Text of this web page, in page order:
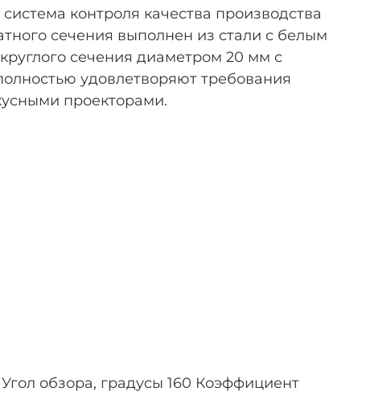
контроля качества производства
сечения выполнен из стали с белым
сечения диаметром 20 мм с
удовлетворяют требования
проекторами.
обзора, градусы 160 Коэффициент